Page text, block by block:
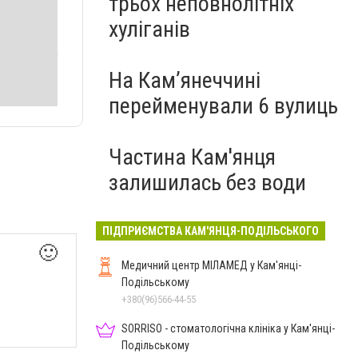
🙂
хуліганів
На Камʼянеччині
перейменували 6 вулиць
Частина Кам'янця
залишилась без води
ПІДПРИЄМСТВА КАМ'ЯНЦЯ-ПОДІЛЬСЬКОГО
Медичний центр МІЛАМЕД у Кам'янці-
Подільському
+380(96)566-44-55
SORRISO - стоматологічна клініка у Кам'янці-
Подільському